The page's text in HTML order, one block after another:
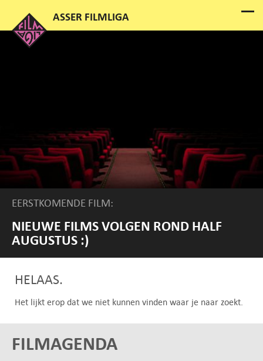
EERSTKOMENDE FILM:
NIEUWE FILMS VOLGEN ROND HALF
AUGUSTUS :)
HELAAS.
Het lijkt erop dat we niet kunnen vinden waar je naar zoekt.
FILMAGENDA